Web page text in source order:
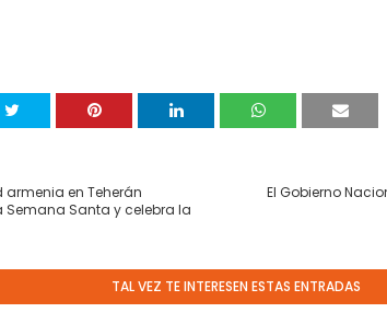
El Gobierno
en Teherán
Santa y celebra la
TAL VEZ TE INTERESEN ESTAS ENTRADAS